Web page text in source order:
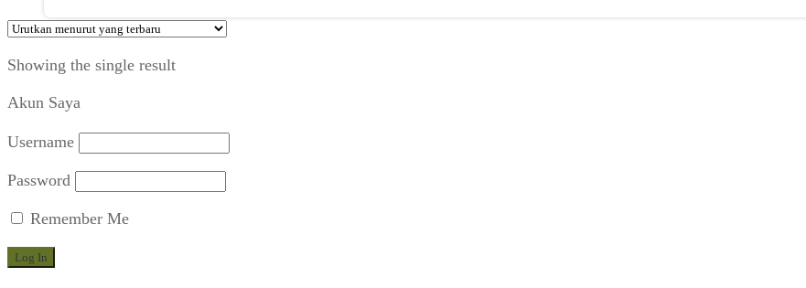
Showing the single result
Akun Saya
Username
Password
Remember Me